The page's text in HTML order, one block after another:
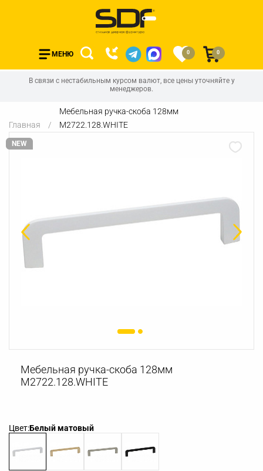
МЕНЮ 0 0
В связи с нестабильным курсом валют, все цены уточняйте у
менеджеров.
Главная
Мебельная ручка-скоба 128мм
M2722.128.WHITE
NEW
Мебельная ручка-скоба 128мм
M2722.128.WHITE
Цвет:Белый матовый